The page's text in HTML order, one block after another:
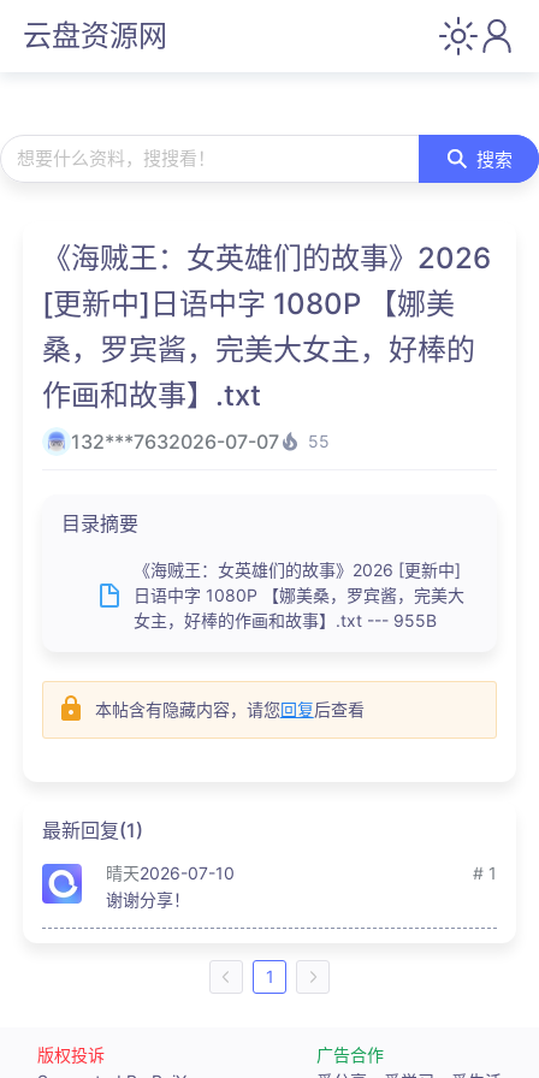
云盘资源网
想要什么资料，搜搜看！ 搜索
《海贼王：女英雄们的故事》2026
[更新中]日语中字 1080P 【娜美
桑，罗宾酱，完美大女主，好棒的
作画和故事】.txt
132***7632026-07-07 55
目录摘要
《海贼王：女英雄们的故事》2026 [更新中]
日语中字 1080P 【娜美桑，罗宾酱，完美大
女主，好棒的作画和故事】.txt --- 955B
本帖含有隐藏内容，请您回复后查看
最新回复(1)
晴天2026-07-10
# 1
谢谢分享！
1
版权投诉
广告合作